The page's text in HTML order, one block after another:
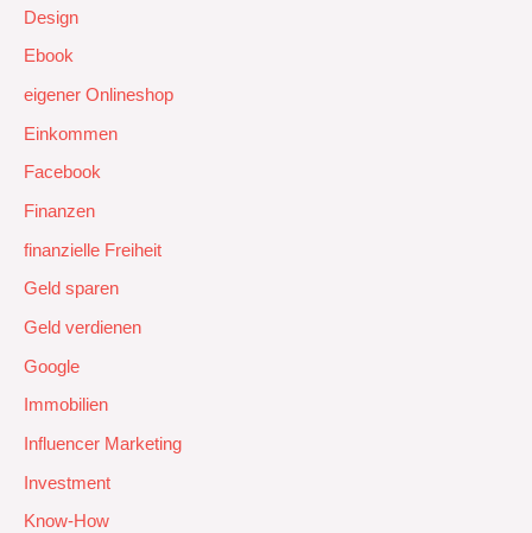
Design
Ebook
eigener Onlineshop
Einkommen
Facebook
Finanzen
finanzielle Freiheit
Geld sparen
Geld verdienen
Google
Immobilien
Influencer Marketing
Investment
Know-How